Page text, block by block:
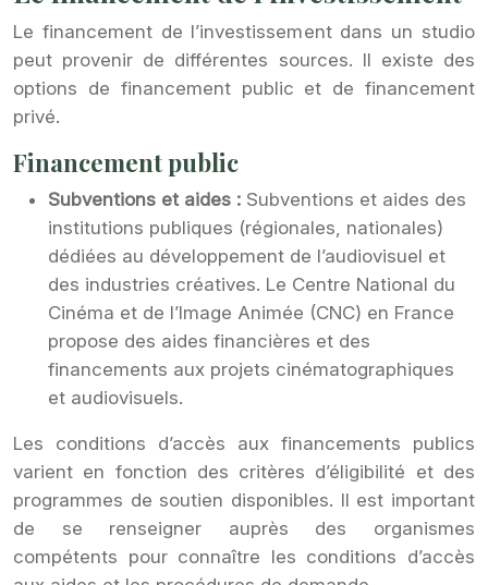
Le financement de l’investissement dans un studio
peut provenir de différentes sources. Il existe des
options de financement public et de financement
privé.
Financement public
Subventions et aides : Subventions et aides des
institutions publiques (régionales, nationales)
dédiées au développement de l’audiovisuel et
des industries créatives. Le Centre National du
Cinéma et de l’Image Animée (CNC) en France
propose des aides financières et des
financements aux projets cinématographiques
et audiovisuels.
Les conditions d’accès aux financements publics
varient en fonction des critères d’éligibilité et des
programmes de soutien disponibles. Il est important
de se renseigner auprès des organismes
compétents pour connaître les conditions d’accès